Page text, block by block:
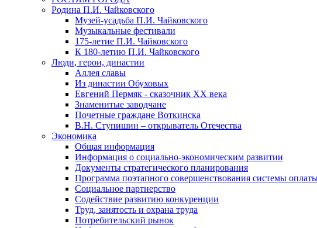
Родина П.И. Чайковского
Музей-усадьба П.И. Чайковского
Музыкальные фестивали
175-летие П.И. Чайковского
К 180-летию П.И. Чайковского
Люди, герои, династии
Аллея славы
Из династии Обуховых
Евгений Пермяк - сказочник XX века
Знаменитые заводчане
Почетные граждане Воткинска
В.Н. Ступишин – открыватель Отечества
Экономика
Общая информация
Информация о социально-экономическим развитии
Документы стратегического планирования
Программа поэтапного совершенствования системы
Социальное партнерство
Содействие развитию конкуренции
Труд, занятость и охрана труда
Потребительский рынок